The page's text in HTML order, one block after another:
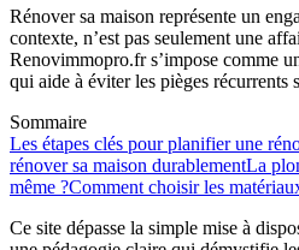
Rénover sa maison représente un
contexte, n’est pas seulement une
Renovimmopro.fr s’impose comme
qui aide à éviter les pièges récurrents
Sommaire
Les étapes clés pour planifier une
rénover sa maison durablementLa
même ?Comment choisir les
Ce site dépasse la simple mise à